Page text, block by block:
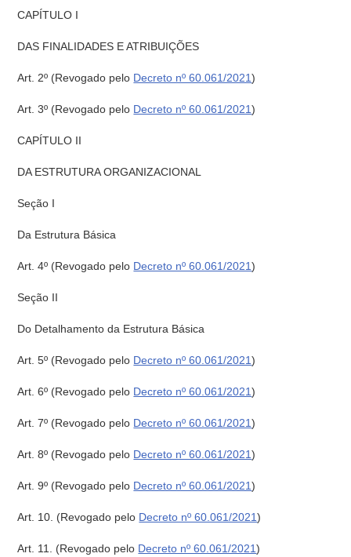
CAPÍTULO I
DAS FINALIDADES E ATRIBUIÇÕES
Art. 2º (Revogado pelo Decreto nº 60.061/2021)
Art. 3º (Revogado pelo Decreto nº 60.061/2021)
CAPÍTULO II
DA ESTRUTURA ORGANIZACIONAL
Seção I
Da Estrutura Básica
Art. 4º (Revogado pelo Decreto nº 60.061/2021)
Seção II
Do Detalhamento da Estrutura Básica
Art. 5º (Revogado pelo Decreto nº 60.061/2021)
Art. 6º (Revogado pelo Decreto nº 60.061/2021)
Art. 7º (Revogado pelo Decreto nº 60.061/2021)
Art. 8º (Revogado pelo Decreto nº 60.061/2021)
Art. 9º (Revogado pelo Decreto nº 60.061/2021)
Art. 10. (Revogado pelo Decreto nº 60.061/2021)
Art. 11. (Revogado pelo Decreto nº 60.061/2021)